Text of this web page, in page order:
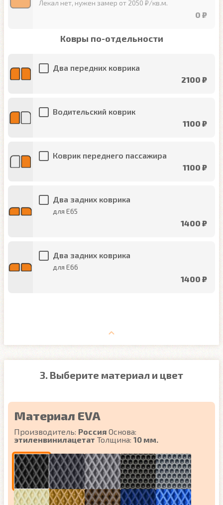
Лекал нет, нужен замер от 2050 ₽/кв.м.
0 ₽
Ковры по-отдельности
Два передних коврика
2100 ₽
Водительский коврик
1100 ₽
Коврик переднего пассажира
1100 ₽
Два задних коврика
для E65
1400 ₽
Два задних коврика
для E66
1400 ₽
3. Выберите материал и цвет
Материал EVA
Производитель: Россия Основа:
этиленвинилацетат Толщина: 10 мм.